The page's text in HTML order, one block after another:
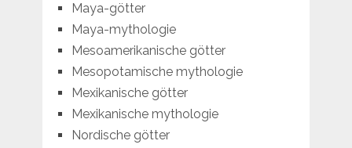
Maya-götter
Maya-mythologie
Mesoamerikanische götter
Mesopotamische mythologie
Mexikanische götter
Mexikanische mythologie
Nordische götter